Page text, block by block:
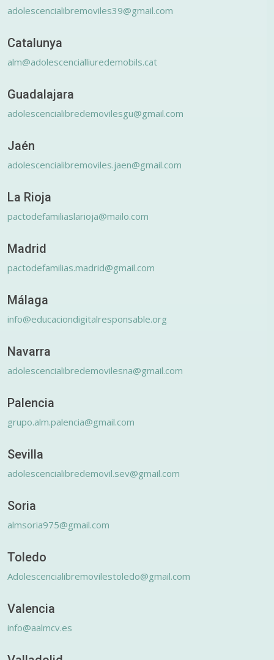
adolescencialibremoviles39@gmail.com
Catalunya
alm@adolescencialliuredemobils.cat
Guadalajara
adolescencialibredemovilesgu@gmail.com
Jaén
adolescencialibremoviles.jaen@gmail.com
La Rioja
pactodefamiliaslarioja@mailo.com
Madrid
pactodefamilias.madrid@gmail.com
Málaga
info@educaciondigitalresponsable.org
Navarra
adolescencialibredemovilesna@gmail.com
Palencia
grupo.alm.palencia@gmail.com
Sevilla
adolescencialibredemovil.sev@gmail.com
Soria
almsoria975@gmail.com
Toledo
Adolescencialibremovilestoledo@gmail.com
Valencia
info@aalmcv.es